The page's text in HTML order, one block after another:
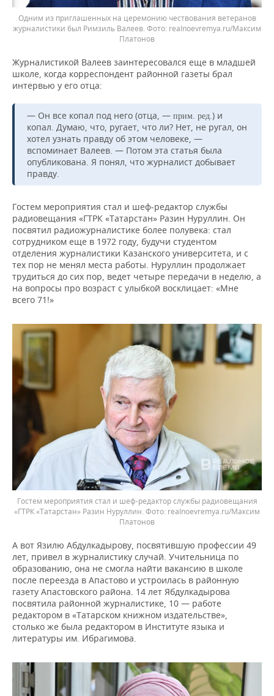
Одним из приглашенных на церемонию чествования ветеранов
журналистики был Римзиль Валеев.
realnoevremya.ru/Максим
Платонов
Журналистикой Валеев заинтересовался еще в младшей
школе, когда корреспондент районной газеты брал
интервью у его отца:
— Он все копал под него (отца, — прим. ред.) и
копал. Думаю, что, ругает, что ли? Нет, не ругал, он
хотел узнать правду об этом человеке, —
вспоминает Валеев. — Потом эта статья была
опубликована. Я понял, что журналист добывает
правду.
Гостем мероприятия стал и шеф-редактор службы
радиовещания «ГТРК «Татарстан» Разин Нуруллин. Он
посвятил радиожурналистике более полувека: стал
сотрудником еще в 1972 году, будучи студентом
отделения журналистики Казанского университета, и с
тех пор не менял места работы. Нуруллин продолжает
трудиться до сих пор, ведет четыре передачи в неделю, а
на вопросы про возраст с улыбкой восклицает: «Мне
всего 71!»
Гостем мероприятия стал и шеф-редактор службы радиовещания
«ГТРК «Татарстан» Разин Нуруллин.
realnoevremya.ru/Максим
Платонов
А вот Язилю Абдулкадырову, посвятившую профессии 49
лет, привел в журналистику случай. Учительница по
образованию, она не смогла найти вакансию в школе
после переезда в Апастово и устроилась в районную
газету Апастовского района. 14 лет Ябдулкадырова
посвятила районной журналистике, 10 — работе
редактором в «Татарском книжном издательстве»,
столько же была редактором в Институте языка и
литературы им. Ибрагимова.